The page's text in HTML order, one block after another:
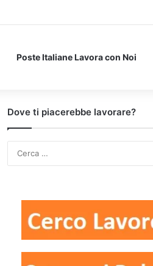
Poste Italiane Lavora con Noi
Dove ti piacerebbe lavorare?